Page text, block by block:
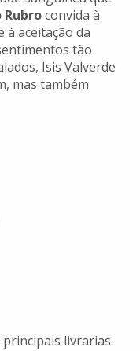
Rubroconvida à
à aceitação da
tão
Isis Valverde
mas também
principais livrarias